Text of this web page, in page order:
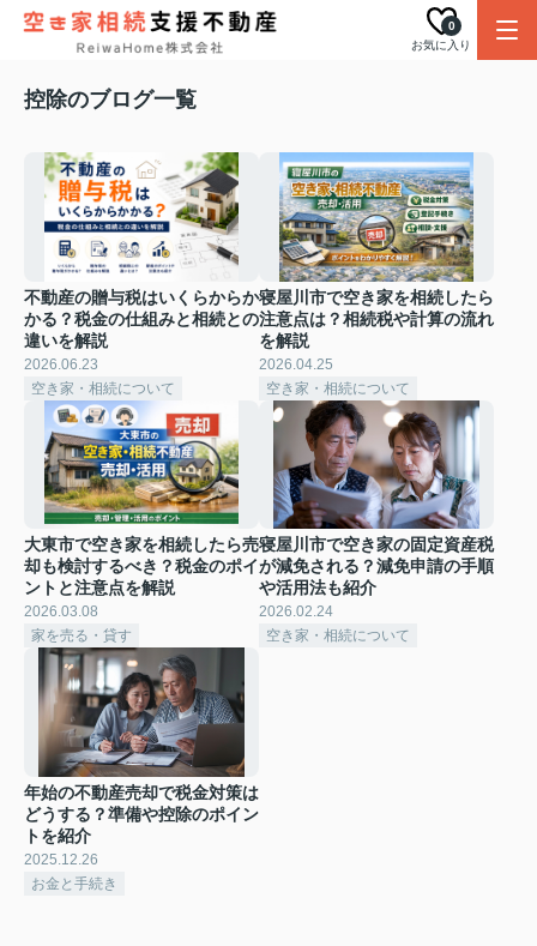
お気に入り
0
控除のブログ一覧
不動産の贈与税はいくらからか
かる？税金の仕組みと相続との
違いを解説
2026.06.23
空き家・相続について
寝屋川市で空き家を相続したら
注意点は？相続税や計算の流れ
を解説
2026.04.25
空き家・相続について
大東市で空き家を相続したら売
却も検討するべき？税金のポイ
ントと注意点を解説
2026.03.08
家を売る・貸す
寝屋川市で空き家の固定資産税
が減免される？減免申請の手順
や活用法も紹介
2026.02.24
空き家・相続について
年始の不動産売却で税金対策は
どうする？準備や控除のポイン
トを紹介
2025.12.26
お金と手続き